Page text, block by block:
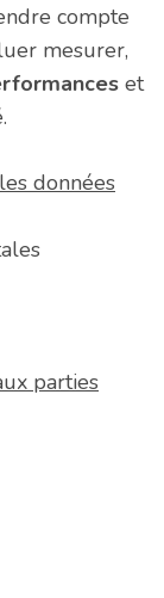
compte
mesurer,
et
données
parties